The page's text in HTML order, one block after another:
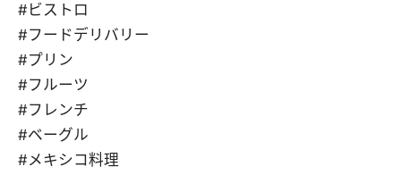
#ビストロ
#フードデリバリー
#プリン
#フルーツ
#フレンチ
#ベーグル
#メキシコ料理